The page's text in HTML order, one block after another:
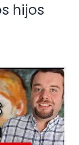
hijos